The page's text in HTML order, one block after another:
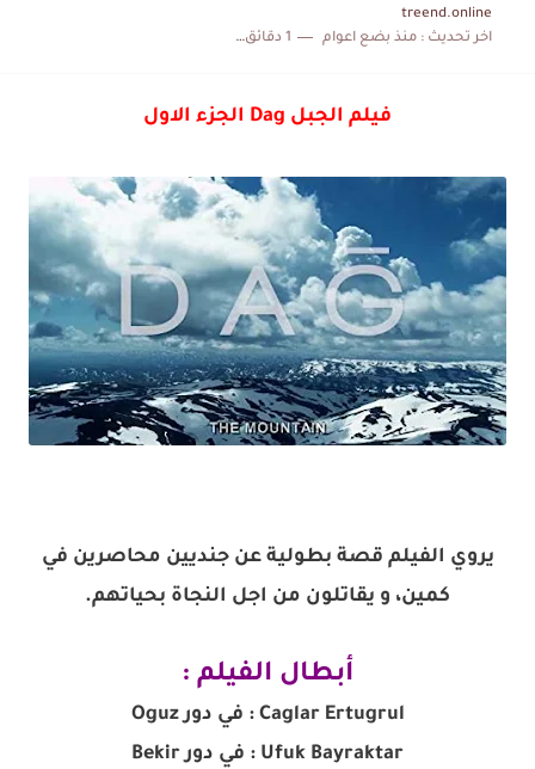
treend.online
اخر تحديث :منذ بضع اعوام 1 دقائق للقراءة
فيلم الجبل Dag الجزء الاول
يروي الفيلم قصة بطولية عن جنديين محاصرين في
كمين، و يقاتلون من اجل النجاة بحياتهم.
أبطال الفيلم :
Caglar Ertugrul : في دور Oguz
Ufuk Bayraktar : في دور Bekir